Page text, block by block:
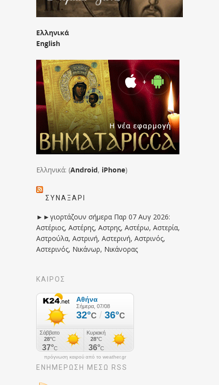
Ελληνικά
English
Ελληνικά: (Android, iPhone)
ΣΥΝΑΞΆΡΙ
►►γιορτάζουν σήμερα Παρ 07 Αυγ 2026:
Αστέριος, Αστέρης, Αστρης, Αστέρω, Αστερία,
Αστρούλα, Αστρινή, Αστερινή, Αστρινός,
Αστερινός, Νικάνωρ, Νικάνορας
ΚΑΙΡΟΣ
πρόγνωση καιρού από το weather.gr
ΕΝΗΜΈΡΩΣΉ ΜΕΣΩ RSS